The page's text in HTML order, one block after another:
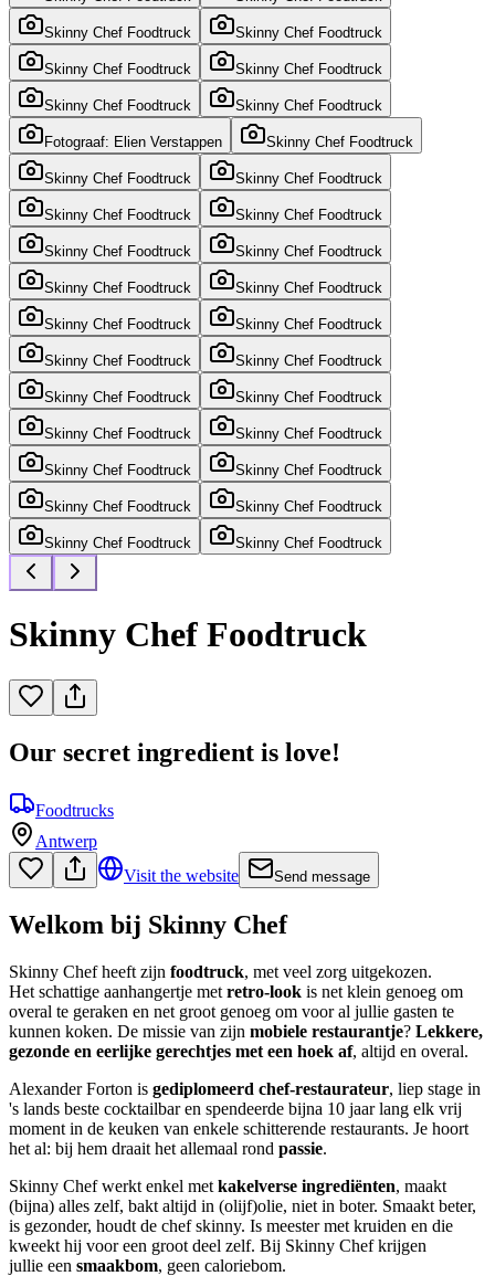
Skinny Chef Foodtruck Skinny Chef Foodtruck
Skinny Chef Foodtruck Skinny Chef Foodtruck
Skinny Chef Foodtruck Skinny Chef Foodtruck
Fotograaf: Elien Verstappen Skinny Chef Foodtruck
Skinny Chef Foodtruck Skinny Chef Foodtruck
Skinny Chef Foodtruck Skinny Chef Foodtruck
Skinny Chef Foodtruck Skinny Chef Foodtruck
Skinny Chef Foodtruck Skinny Chef Foodtruck
Skinny Chef Foodtruck Skinny Chef Foodtruck
Skinny Chef Foodtruck Skinny Chef Foodtruck
Skinny Chef Foodtruck Skinny Chef Foodtruck
Skinny Chef Foodtruck Skinny Chef Foodtruck
Skinny Chef Foodtruck Skinny Chef Foodtruck
Skinny Chef Foodtruck Skinny Chef Foodtruck
Skinny Chef Foodtruck Skinny Chef Foodtruck
Skinny Chef Foodtruck
Our secret ingredient is love!
Foodtrucks
Antwerp
Visit the website
Send message
Welkom bij Skinny Chef
Skinny Chef heeft zijn foodtruck, met veel zorg uitgekozen.
Het schattige aanhangertje met retro-look is net klein genoeg om
overal te geraken en net groot genoeg om voor al jullie gasten te
kunnen koken. De missie van zijn mobiele restaurantje? Lekkere,
gezonde en eerlijke gerechtjes met een hoek af, altijd en overal.
Alexander Forton is gediplomeerd chef-restaurateur, liep stage in
's lands beste cocktailbar en spendeerde bijna 10 jaar lang elk vrij
moment in de keuken van enkele schitterende restaurants. Je hoort
het al: bij hem draait het allemaal rond passie.
Skinny Chef werkt enkel met kakelverse ingrediënten, maakt
(bijna) alles zelf, bakt altijd in (olijf)olie, niet in boter. Smaakt beter,
is gezonder, houdt de chef skinny. Is meester met kruiden en die
kweekt hij voor een groot deel zelf. Bij Skinny Chef krijgen
jullie een smaakbom, geen caloriebom.